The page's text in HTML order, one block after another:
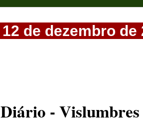
de dezembro de
-